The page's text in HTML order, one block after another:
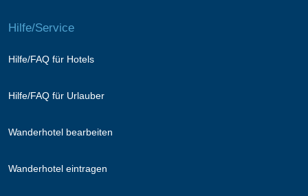
Hilfe/Service
Hilfe/FAQ für Hotels
Hilfe/FAQ für Urlauber
Wanderhotel bearbeiten
Wanderhotel eintragen